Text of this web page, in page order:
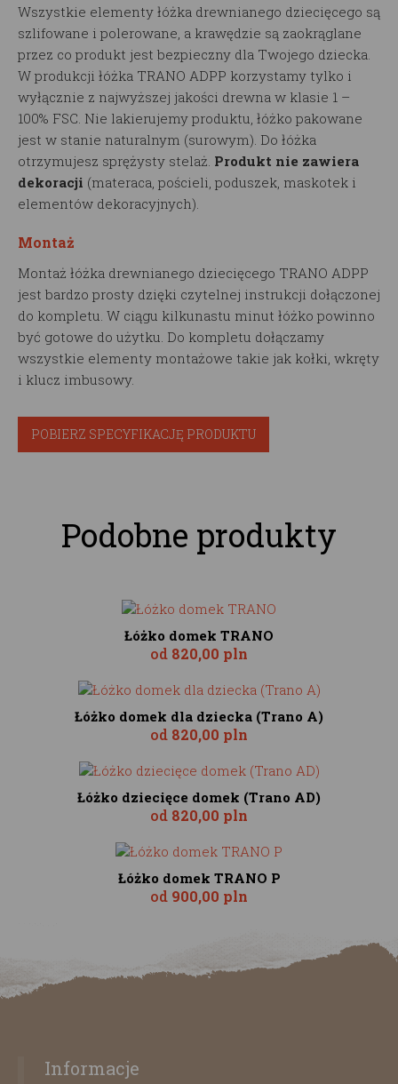
Wszystkie elementy łóżka drewnianego dziecięcego są
szlifowane i polerowane, a krawędzie są zaokrąglane
przez co produkt jest bezpieczny dla Twojego dziecka.
W produkcji łóżka TRANO ADPP korzystamy tylko i
wyłącznie z najwyższej jakości drewna w klasie 1 –
100% FSC. Nie lakierujemy produktu, łóżko pakowane
jest w stanie naturalnym (surowym). Do łóżka
otrzymujesz sprężysty stelaż. Produkt nie zawiera
dekoracji (materaca, pościeli, poduszek, maskotek i
elementów dekoracyjnych).
Montaż
Montaż łóżka drewnianego dziecięcego TRANO ADPP
jest bardzo prosty dzięki czytelnej instrukcji dołączonej
do kompletu. W ciągu kilkunastu minut łóżko powinno
być gotowe do użytku. Do kompletu dołączamy
wszystkie elementy montażowe takie jak kołki, wkręty
i klucz imbusowy.
POBIERZ SPECYFIKACJĘ PRODUKTU
Podobne produkty
Łóżko domek TRANO
od 820,00 pln
Łóżko domek dla dziecka (Trano A)
od 820,00 pln
Łóżko dziecięce domek (Trano AD)
od 820,00 pln
Łóżko domek TRANO P
od 900,00 pln
Informacje